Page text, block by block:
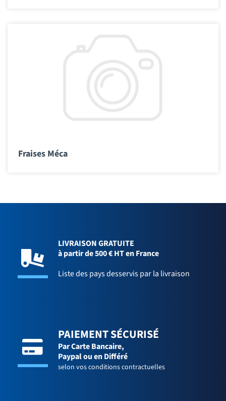
Fraises Méca
LIVRAISON GRATUITE
à partir de 500 € HT en France
Liste des pays desservis par la livraison
PAIEMENT SÉCURISÉ
Par Carte Bancaire,
Paypal ou en Différé
selon vos conditions contractuelles